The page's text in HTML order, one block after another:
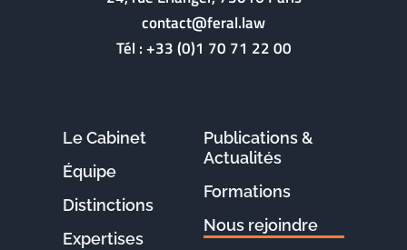
contact@feral.law
Tél :+33 (0)1 70 71 22 00
Le Cabinet
Équipe
Distinctions
Expertises
Publications &
Actualités
Formations
Nous rejoindre